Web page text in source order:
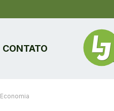
CONTATO
Economia